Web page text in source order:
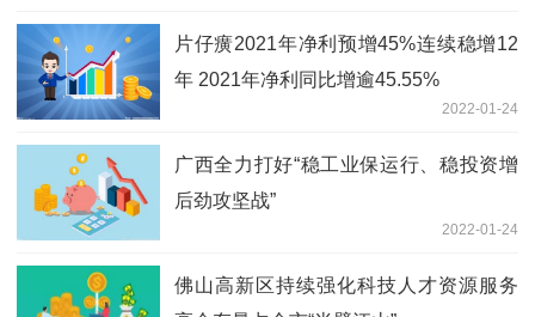
片仔癀2021年净利预增45%连续稳增12
年 2021年净利同比增逾45.55%
2022-01-24
广西全力打好“稳工业保运行、稳投资增
后劲攻坚战”
2022-01-24
佛山高新区持续强化科技人才资源服务